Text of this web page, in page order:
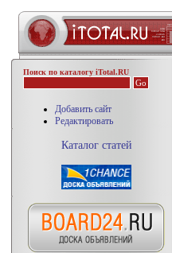
Поиск по каталогу iTotal.RU
Добавить сайт
Редактировать
Каталог статей